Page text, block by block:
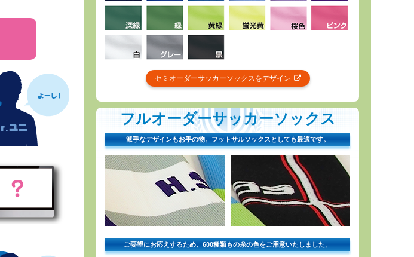
セミオーダーサッカーソックスをデザイン
フルオーダーサッカーソックス
派手なデザインもお手の物。フットサルソックスとしても最適です。
ご要望にお応えするため、600種類もの糸の色をご用意いたしました。